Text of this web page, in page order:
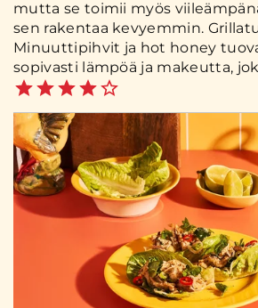
mutta se toimii myös
sen rakentaa kevyemmin.
Minuuttipihvit ja hot honey
sopivasti lämpöä ja makeutta,